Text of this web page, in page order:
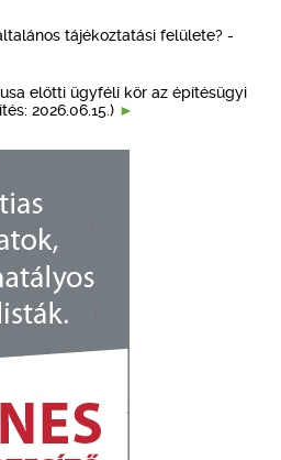
tájékoztatási felülete? -
előtti ügyféli kör az építésügyi
2026.06.15.)